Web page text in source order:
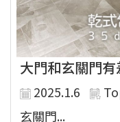
大門和玄關門
2025.1.6
玄關門...